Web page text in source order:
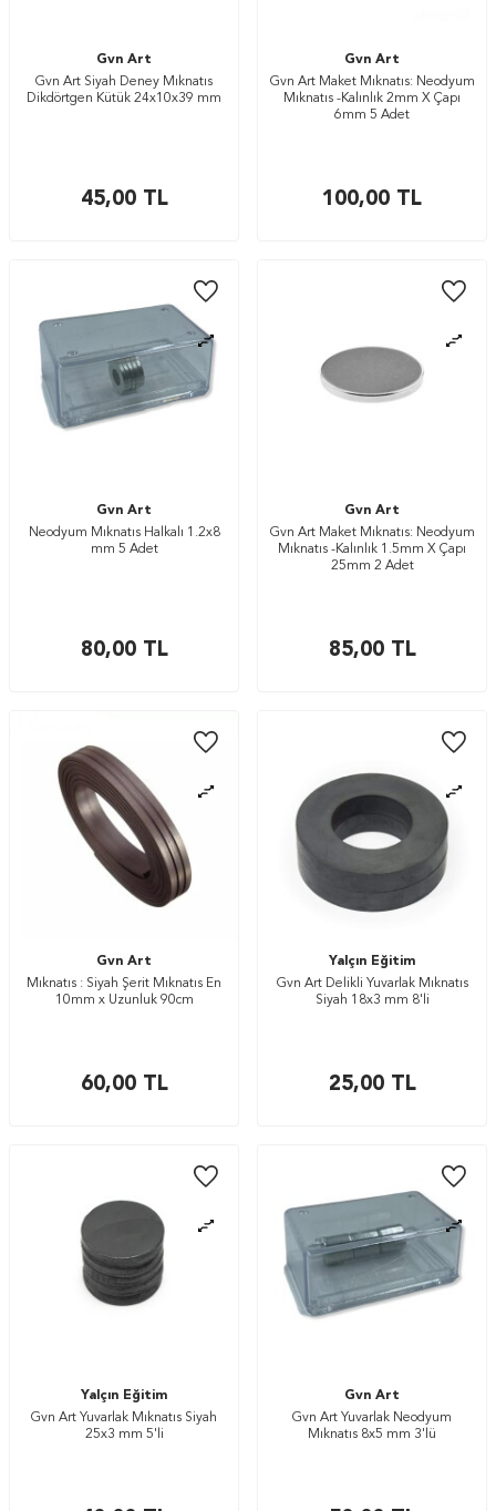
Gvn Art
Gvn Art Siyah Deney Mıknatıs
Dikdörtgen Kütük 24x10x39 mm
45,00TL
Gvn Art
Gvn Art Maket Mıknatıs: Neodyum
Mıknatıs -Kalınlık 2mm X Çapı
6mm 5 Adet
100,00 TL
Gvn Art
Neodyum Mıknatıs Halkalı 1.2x8
mm 5 Adet
80,00TL
Gvn Art
Gvn Art Maket Mıknatıs: Neodyum
Mıknatıs -Kalınlık 1.5mm X Çapı
25mm 2 Adet
85,00TL
Gvn Art
Mıknatıs : Siyah Şerit Mıknatıs En
10mm x Uzunluk 90cm
60,00TL
Yalçın Eğitim
Gvn Art Delikli Yuvarlak Mıknatıs
Siyah 18x3 mm 8'li
25,00TL
Yalçın Eğitim
Gvn Art Yuvarlak Mıknatıs Siyah
25x3 mm 5'li
Gvn Art
Gvn Art Yuvarlak Neodyum
Mıknatıs 8x5 mm 3'lü